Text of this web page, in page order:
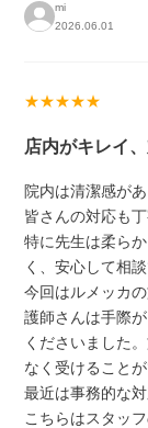
mi
2026.06.01
★★★★★
店内がキレイ
院内は清潔感が
皆さんの対応も
特に先生は柔ら
く、安心して相
今回はルメッカ
護師さんは手際
くださいました
なく受けることが
最近は事務的な
こちらはスタッ